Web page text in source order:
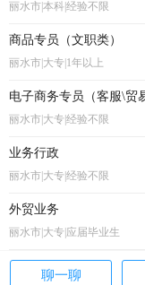
聊一聊
丽水市|本科|经验不限
商品专员（文职类）
丽水市|大专|1年以上
电子商务专员（客服\贸
丽水市|大专|经验不限
业务行政
丽水市|大专|经验不限
外贸业务
丽水市|大专|应届毕业生